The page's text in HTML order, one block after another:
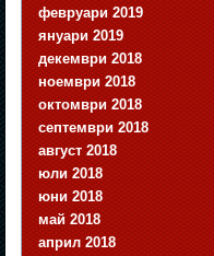
февруари 2019
януари 2019
декември 2018
ноември 2018
октомври 2018
септември 2018
август 2018
юли 2018
юни 2018
май 2018
април 2018